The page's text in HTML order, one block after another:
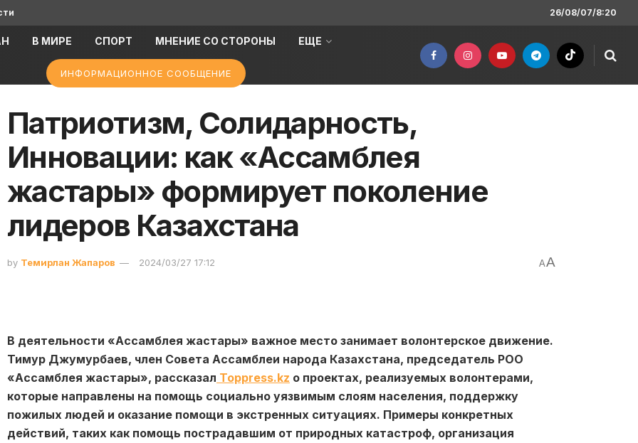
26/08/07/8:20
В МИРЕ СПОРТ МНЕНИЕ СО СТОРОНЫ ЕЩЕ
ИНФОРМАЦИОННОЕ СООБЩЕНИЕ
Патриотизм, Солидарность,
Инновации: как «Ассамблея
жастары» формирует поколение
лидеров Казахстана
by Темирлан Жапаров 2024/03/27 17:12 AA
В деятельности «Ассамблея жастары» важное место занимает волонтерское движение.
Тимур Джумурбаев, член Совета Ассамблеи народа Казахстана, председатель РОО
«Ассамблея жастары», рассказал Toppress.kz о проектах, реализуемых волонтерами,
которые направлены на помощь социально уязвимым слоям населения, поддержку
пожилых людей и оказание помощи в экстренных ситуациях. Примеры конкретных
действий, таких как помощь пострадавшим от природных катастроф, организация